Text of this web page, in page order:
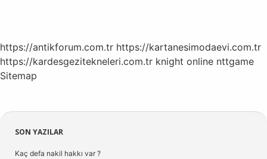
https://antikforum.com.tr https://kartanesimodaevi.com.tr
https://kardesgezitekneleri.com.tr knight online nttgame
Sitemap
Sidebar
SON YAZILAR
Kaç defa nakil hakkı var ?